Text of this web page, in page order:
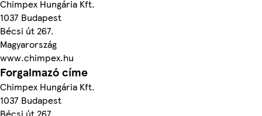
Chimpex Hungária Kft.
1037 Budapest
Bécsi út 267.
Magyarország
www.chimpex.hu
Forgalmazó címe
Chimpex Hungária Kft.
1037 Budapest